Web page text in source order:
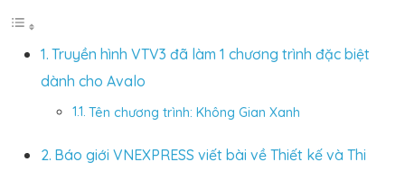
Truyền hình VTV3 đã làm 1 chương trình đặc biệt
dành cho Avalo
Tên chương trình: Không Gian Xanh
Báo giới VNEXPRESS viết bài về Thiết kế và Thi